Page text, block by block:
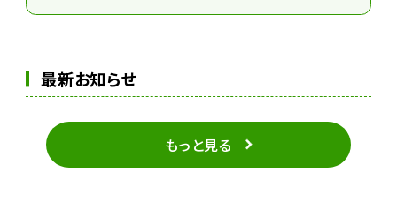
最新お知らせ
もっと見る